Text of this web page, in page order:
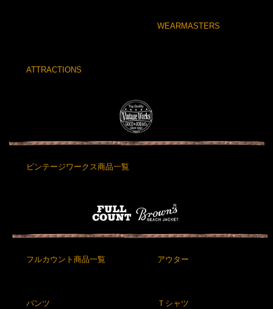
WEARMASTERS
ATTRACTIONS
ビンテージワークス商品一覧
フルカウント商品一覧 アウター
パンツ Ｔシャツ